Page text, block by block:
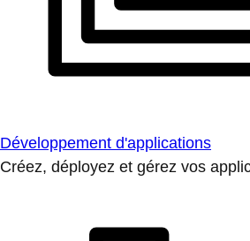
Développement d'applications
Créez, déployez et gérez vos